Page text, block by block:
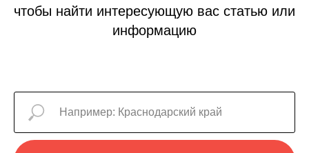
чтобы найти интересующую вас статью или
информацию